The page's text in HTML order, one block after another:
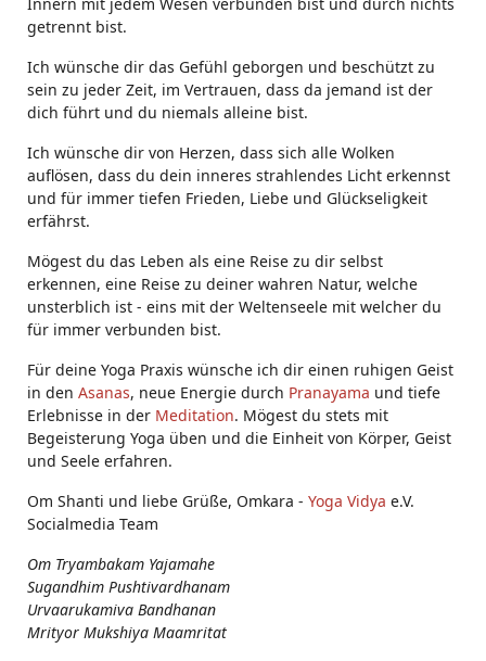
getrennt bist.
Ich wünsche dir das Gefühl geborgen und beschützt zu
sein zu jeder Zeit, im Vertrauen, dass da jemand ist der
dich führt und du niemals alleine bist.
Ich wünsche dir von Herzen, dass sich alle Wolken
auflösen, dass du dein inneres strahlendes Licht erkennst
und für immer tiefen Frieden, Liebe und Glückseligkeit
erfährst.
Mögest du das Leben als eine Reise zu dir selbst
erkennen, eine Reise zu deiner wahren Natur, welche
unsterblich ist - eins mit der Weltenseele mit welcher du
für immer verbunden bist.
Für deine Yoga Praxis wünsche ich dir einen ruhigen Geist
in den Asanas, neue Energie durch Pranayama und tiefe
Erlebnisse in der Meditation. Mögest du stets mit
Begeisterung Yoga üben und die Einheit von Körper, Geist
und Seele erfahren.
Om Shanti und liebe Grüße, Omkara - Yoga Vidya e.V.
Socialmedia Team
Om Tryambakam Yajamahe
Sugandhim Pushtivardhanam
Urvaarukamiva Bandhanan
Mrityor Mukshiya Maamritat